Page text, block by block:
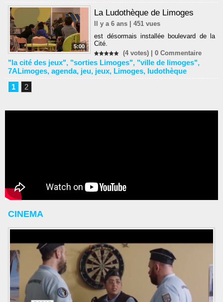
5:00
La Ludothèque de Limoges
Il y a 6 ans | 451 vues
est désormais installée boulevard de la
Cité.
(4 votes) |0 Commentaire
"la cité des jeux", "sorties Limoges", "ville de limoges",
7ALimoges, agenda, jeu, jeux, Limoges, ludothèque
1
2
CINEMA